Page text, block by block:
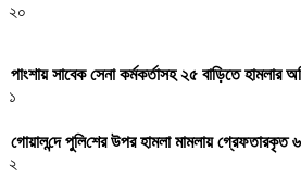
২০
পাংশায় সাবেক সেনা কর্মকর্তাসহ ২৫ বাড়িতে
১
গোয়াল‌ন্দে পু‌লি‌শের উপর হামলা মামলায় গ্রেফতারকৃত
২